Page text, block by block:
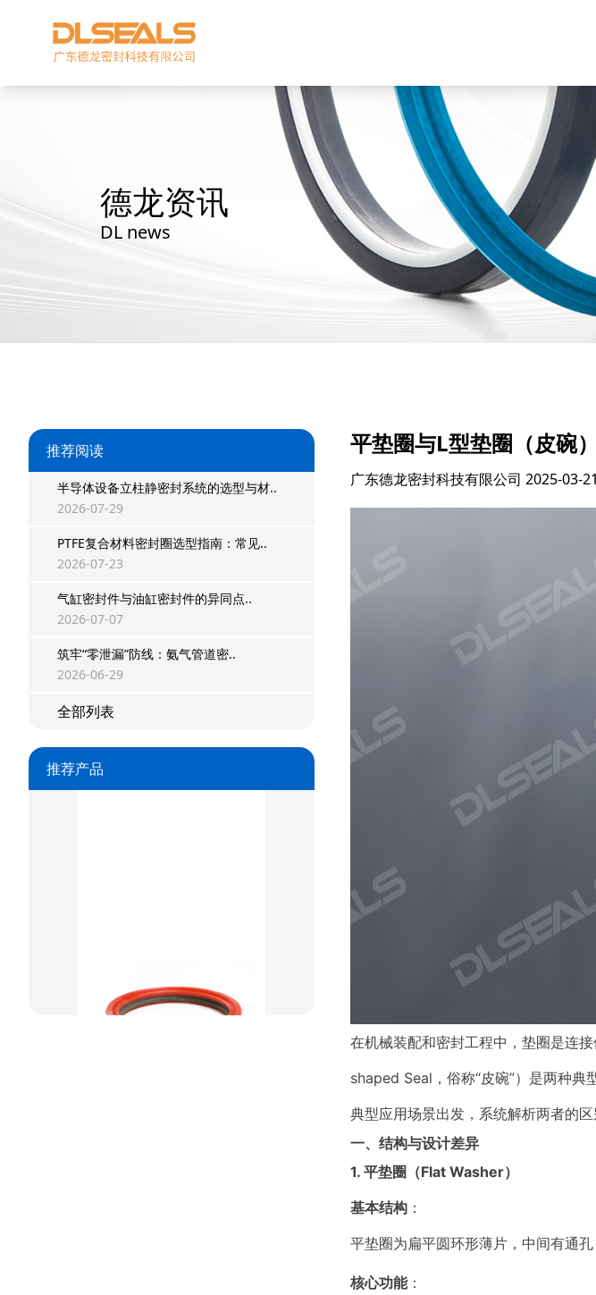
德龙资讯
DL news
推荐阅读
半导体设备立柱静密封系统的选型与材..
2026-07-29
PTFE复合材料密封圈选型指南：常见..
2026-07-23
气缸密封件与油缸密封件的异同点..
2026-07-07
筑牢“零泄漏”防线：氨气管道密..
2026-06-29
全部列表
推荐产品
双唇同轴密封
组合密封
星型双O组合
平垫圈与L型垫圈（皮碗
广东德龙密封科技有限公司 2025-03-21
在机械装配和密封工程中，垫圈是连
shaped Seal，俗称“皮碗”）是两种
典型应用场景出发，系统解析两者的区
一、结构与设计差异
1. 平垫圈（Flat Washer）
基本结构：
平垫圈为扁平圆环形薄片，中间有通
核心功能：